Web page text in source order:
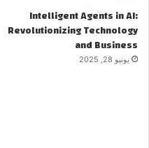
Intelligent Agents in AI:
Revolutionizing Technology
and Business
يونيو 28, 2025